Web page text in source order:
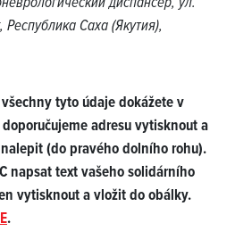
Республика Саха (Якутия),
tyto údaje dokážete v
adresu vytisknout a
(do pravého dolního rohu).
napsat text vašeho solidárního
vytisknout a vložit do obálky.
.